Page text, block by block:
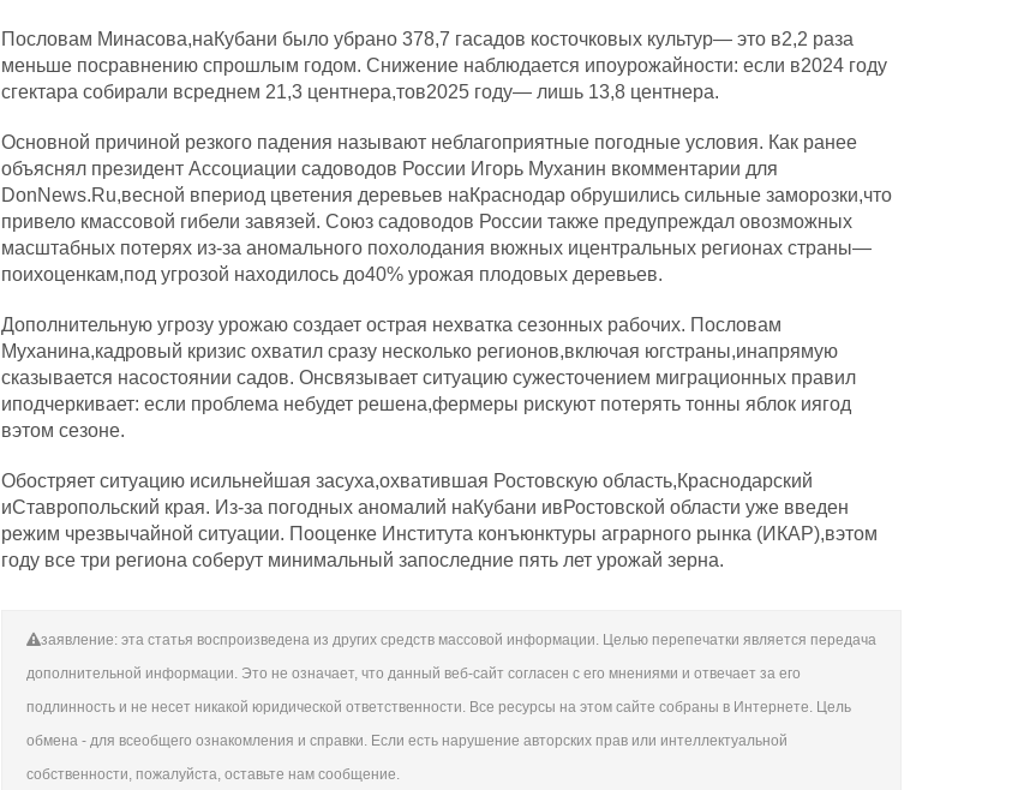
Пословам Минасова,наКубани было убрано 378,7 гасадов косточковых культур— это в2,2 раза
меньше посравнению спрошлым годом. Снижение наблюдается ипоурожайности: если в2024 году
сгектара собирали всреднем 21,3 центнера,тов2025 году— лишь 13,8 центнера.
Основной причиной резкого падения называют неблагоприятные погодные условия. Как ранее
объяснял президент Ассоциации садоводов России Игорь Муханин вкомментарии для
DonNews.Ru,весной впериод цветения деревьев наКраснодар обрушились сильные заморозки,что
привело кмассовой гибели завязей. Союз садоводов России также предупреждал овозможных
масштабных потерях из-за аномального похолодания вюжных ицентральных регионах страны—
поихоценкам,под угрозой находилось до40% урожая плодовых деревьев.
Дополнительную угрозу урожаю создает острая нехватка сезонных рабочих. Пословам
Муханина,кадровый кризис охватил сразу несколько регионов,включая югстраны,инапрямую
сказывается насостоянии садов. Онсвязывает ситуацию сужесточением миграционных правил
иподчеркивает: если проблема небудет решена,фермеры рискуют потерять тонны яблок иягод
вэтом сезоне.
Обостряет ситуацию исильнейшая засуха,охватившая Ростовскую область,Краснодарский
иСтавропольский края. Из-за погодных аномалий наКубани ивРостовской области уже введен
режим чрезвычайной ситуации. Пооценке Института конъюнктуры аграрного рынка (ИКАР),вэтом
году все три региона соберут минимальный запоследние пять лет урожай зерна.
заявление: эта статья воспроизведена из других средств массовой информации. Целью перепечатки является передача
дополнительной информации. Это не означает, что данный веб-сайт согласен с его мнениями и отвечает за его
подлинность и не несет никакой юридической ответственности. Все ресурсы на этом сайте собраны в Интернете. Цель
обмена - для всеобщего ознакомления и справки. Если есть нарушение авторских прав или интеллектуальной
собственности, пожалуйста, оставьте нам сообщение.